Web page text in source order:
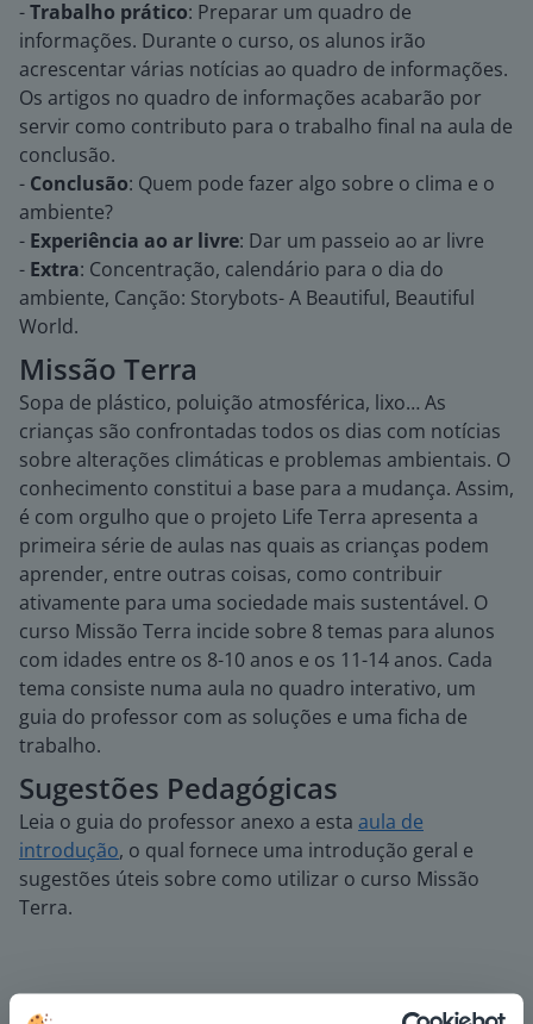
-Trabalho prático: Preparar um quadro de
informações. Durante o curso, os alunos irão
acrescentar várias notícias ao quadro de informações.
Os artigos no quadro de informações acabarão por
servir como contributo para o trabalho final na aula de
conclusão.
- Conclusão: Quem pode fazer algo sobre o clima e o
ambiente?
- Experiência ao ar livre: Dar um passeio ao ar livre
- Extra: Concentração, calendário para o dia do
ambiente, Canção: Storybots- A Beautiful, Beautiful
World.
Missão Terra
Sopa de plástico, poluição atmosférica, lixo… As
crianças são confrontadas todos os dias com notícias
sobre alterações climáticas e problemas ambientais. O
conhecimento constitui a base para a mudança. Assim,
é com orgulho que o projeto Life Terra apresenta a
primeira série de aulas nas quais as crianças podem
aprender, entre outras coisas, como contribuir
ativamente para uma sociedade mais sustentável. O
curso Missão Terra incide sobre 8 temas para alunos
com idades entre os 8-10 anos e os 11-14 anos. Cada
tema consiste numa aula no quadro interativo, um
guia do professor com as soluções e uma ficha de
trabalho.
Sugestões Pedagógicas
Leia o guia do professor anexo a esta aula de
introdução, o qual fornece uma introdução geral e
sugestões úteis sobre como utilizar o curso Missão
Terra.